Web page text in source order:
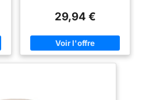
Présentation De Modèle
Alimentaire Artificiel
novateur pour les studios photo
artificiel est coloré,
d'apparence originale réaliste ;
il ressemble à s'y méprendre à
29,94 €